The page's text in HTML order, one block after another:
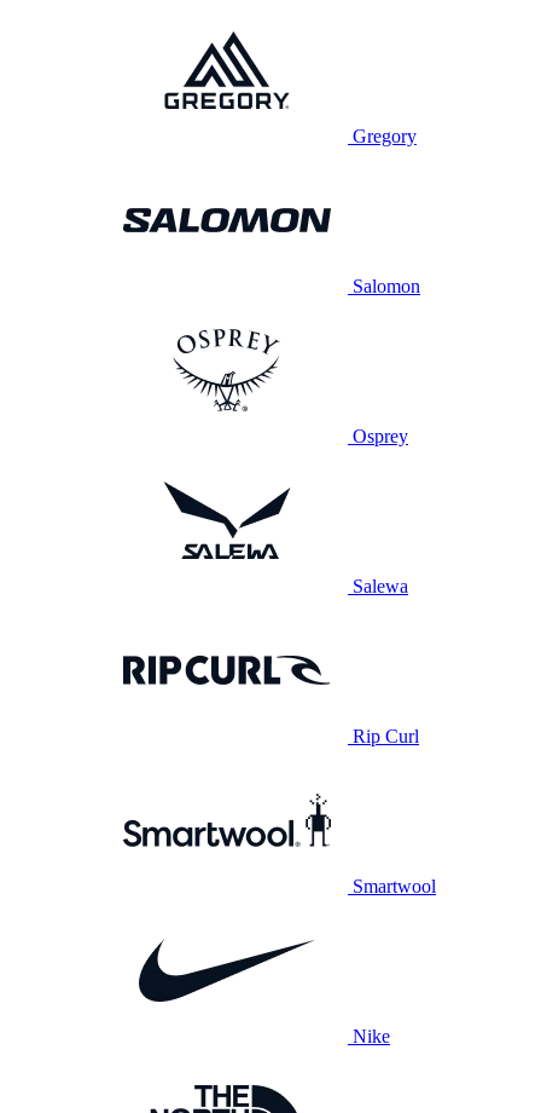
Gregory
Salomon
Osprey
Salewa
Rip Curl
Smartwool
Nike